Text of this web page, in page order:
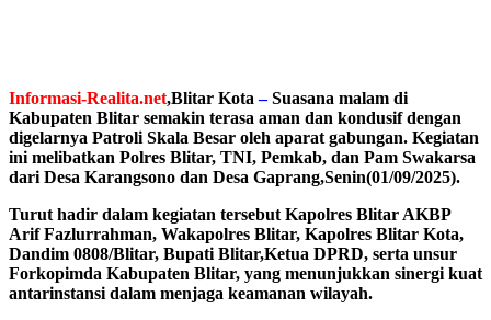
Informasi-Realita.net,Blitar Kota–Suasana malam di
Kabupaten Blitar semakin terasa aman dan kondusif dengan
digelarnya Patroli Skala Besar oleh aparat gabungan. Kegiatan
ini melibatkan Polres Blitar, TNI, Pemkab, dan Pam Swakarsa
dari Desa Karangsono dan Desa Gaprang,Senin(01/09/2025).
Turut hadir dalam kegiatan tersebut Kapolres Blitar AKBP
Arif Fazlurrahman, Wakapolres Blitar, Kapolres Blitar Kota,
Dandim 0808/Blitar, Bupati Blitar,Ketua DPRD, serta unsur
Forkopimda Kabupaten Blitar, yang menunjukkan sinergi kuat
antarinstansi dalam menjaga keamanan wilayah.